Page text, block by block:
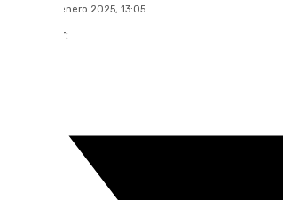
martes, 21 enero 2025, 13:05
Compartir: